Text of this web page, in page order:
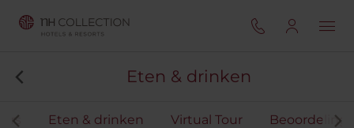
Eten & drinken
Eten & drinken Virtual Tour